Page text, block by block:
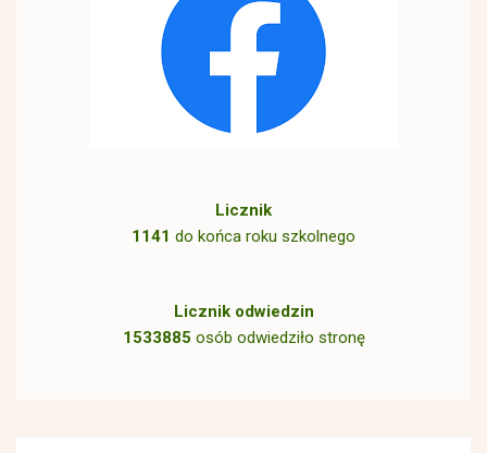
Licznik
1141 do końca roku szkolnego
Licznik odwiedzin
1533885 osób odwiedziło stronę